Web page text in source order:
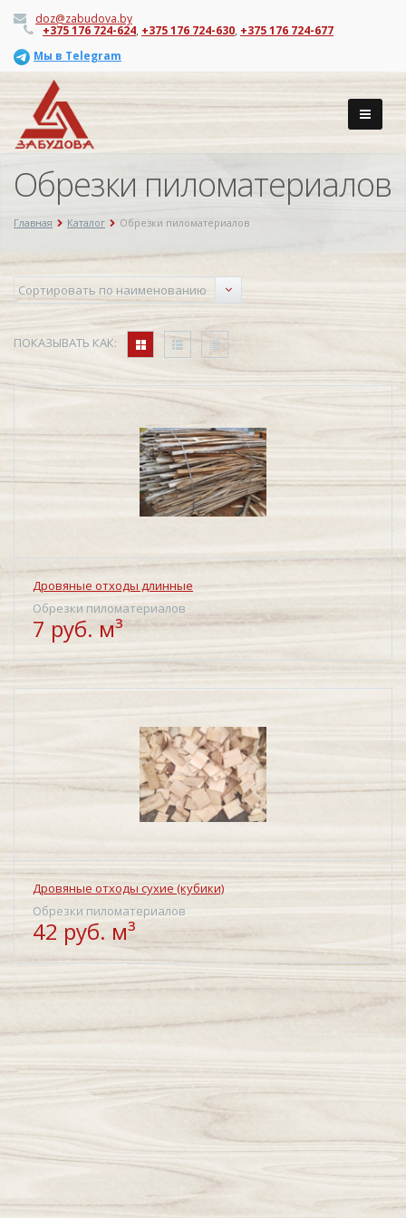
doz@zabudova.by
+375 176 724-624, +375 176 724-630, +375 176 724-677
Мы в Telegram
Обрезки пиломатериалов
Главная Каталог Обрезки пиломатериалов
ПОКАЗЫВАТЬ КАК:
Дровяные отходы длинные
Обрезки пиломатериалов
7 руб. м³
Дровяные отходы сухие (кубики)
Обрезки пиломатериалов
42 руб. м³